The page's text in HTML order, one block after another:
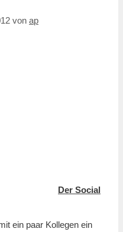
von ap
Der Social
ein paar Kollegen ein